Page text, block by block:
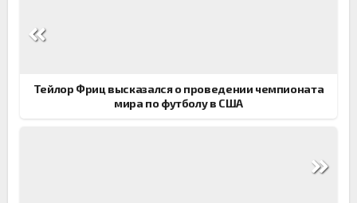
по
Тейлор Фриц высказался о проведении чемпионата
мира по футболу в США